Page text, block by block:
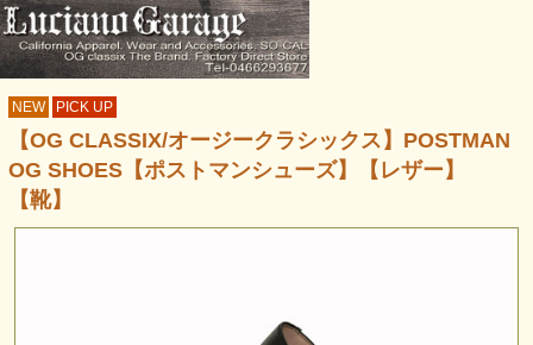
NEW PICK UP
【OG CLASSIX/オージークラシックス】POSTMAN
OG SHOES【ポストマンシューズ】【レザー】
【靴】